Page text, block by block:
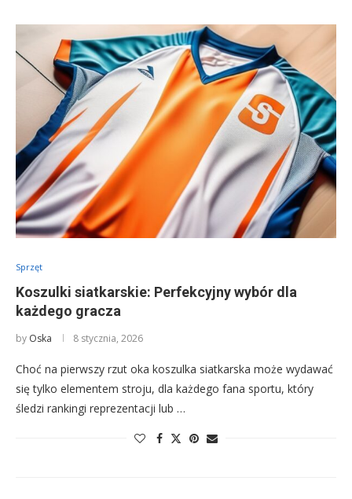
Sprzęt
Koszulki siatkarskie: Perfekcyjny wybór dla
każdego gracza
by Oska 8 stycznia, 2026
Choć na pierwszy rzut oka koszulka siatkarska może wydawać
się tylko elementem stroju, dla każdego fana sportu, który
śledzi rankingi reprezentacji lub …